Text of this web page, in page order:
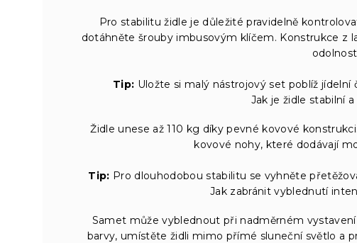
Pro stabilitu židle je důležité pravidelně
dotáhněte šrouby imbusovým klíčem. Konstrukce z
Tip: Uložte si malý nástrojový set poblíž
Jak je židle stabilní
Židle unese až 110 kg díky pevné kovové konstrukci.
kovové nohy, které dodávají
Tip: Pro dlouhodobou stabilitu se vyhněte
Jak zabránit vyblednutí
Samet může vyblednout při nadměrném
barvy, umístěte židli mimo přímé sluneční světlo a